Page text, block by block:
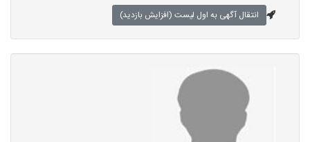
انتقال آگهی به اول لیست (افزایش بازدید)